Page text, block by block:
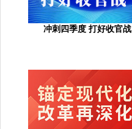
冲刺四季度 打好收官战